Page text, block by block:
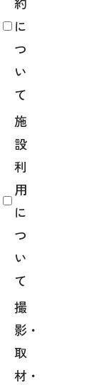
に
つ
い
て
施
設
利
用
に
つ
い
て
撮
影・
取
材・